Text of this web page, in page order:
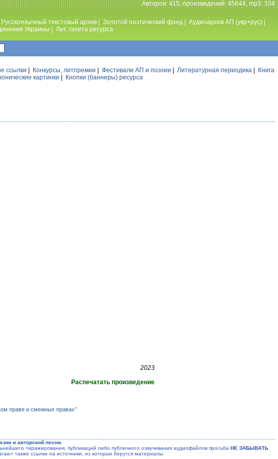
Авторов: 415, произведений: 45644, mp3: 334
Русскоязычный текстовый архив Золотой поэтический фонд Аудиоархив АП (укр+рус)
Украины Лит. газета ресурса
ссылки Конкурсы, литпремии Фестивали АП и поэзии Литературная периодика
Книга
картинки Кнопки (баннеры) ресурса
2023
Распечатать произведение
праве и смежных правах”
и авторской песни.
тиражирования, публикаций либо публичного озвучивания аудиофайлов просьба НЕ ЗАБЫВАТЬ
также ссылки на источники, из которых берутся материалы.